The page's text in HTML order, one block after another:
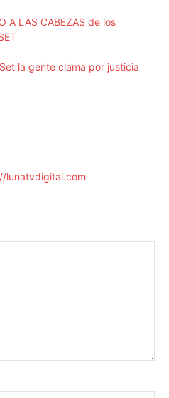
A LAS CABEZAS de los
la gente clama por justicia
lunatvdigital.com